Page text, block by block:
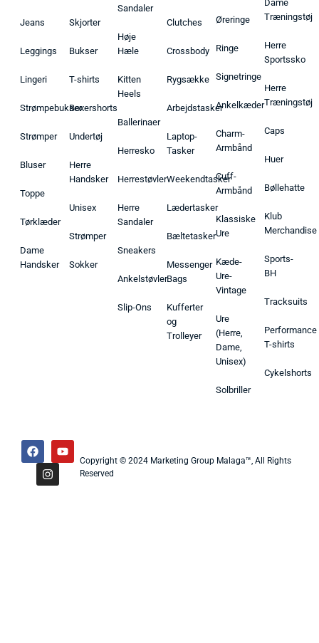
Jeans
Leggings
Lingeri
Strømpebukser
Strømper
Bluser
Toppe
Tørklæder
Dame
Handsker
Skjorter
Bukser
T-shirts
Boxershorts
Undertøj
Herre
Handsker
Unisex
Strømper
Sokker
Sandaler
Høje
Hæle
Kitten
Heels
Ballerinaer
Herresko
Herrestøvler
Herre
Sandaler
Sneakers
Ankelstøvler
Slip-Ons
Clutches
Crossbody
Rygsække
Arbejdstasker
Laptop-
Tasker
Weekendtasker
Lædertasker
Bæltetasker
Messenger
Bags
Kufferter
og
Trolleyer
Øreringe
Ringe
Signetringe
Ankelkæder
Charm-
Armbånd
Cuff-
Armbånd
Klassiske
Ure
Kæde-
Ure-
Vintage
Ure
(Herre,
Dame,
Unisex)
Solbriller
Dame
Træningstøj
Herre
Sportssko
Herre
Træningstøj
Caps
Huer
Bøllehatte
Klub
Merchandise
Sports-
BH
Tracksuits
Performance
T-shirts
Cykelshorts
Copyright © 2024 Marketing Group Malaga™, All Rights
Reserved